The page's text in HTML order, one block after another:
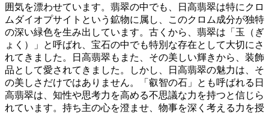
囲気を漂わせています。翡翠の中でも、日高翡翠は特にクロ
ムダイオプサイトという鉱物に属し、このクロム成分が独特
の深い緑色を生み出しています。古くから、翡翠は「玉（ぎ
ょく）」と呼ばれ、宝石の中でも特別な存在として大切にさ
れてきました。日高翡翠もまた、その美しい輝きから、装飾
品として愛されてきました。しかし、日高翡翠の魅力は、そ
の美しさだけではありません。
「叡智の石」とも呼ばれる日
高翡翠は、知性や思考力を高める不思議な力を持つと信じら
れています。 持ち主の心を澄ませ、物事を深く考える力を授